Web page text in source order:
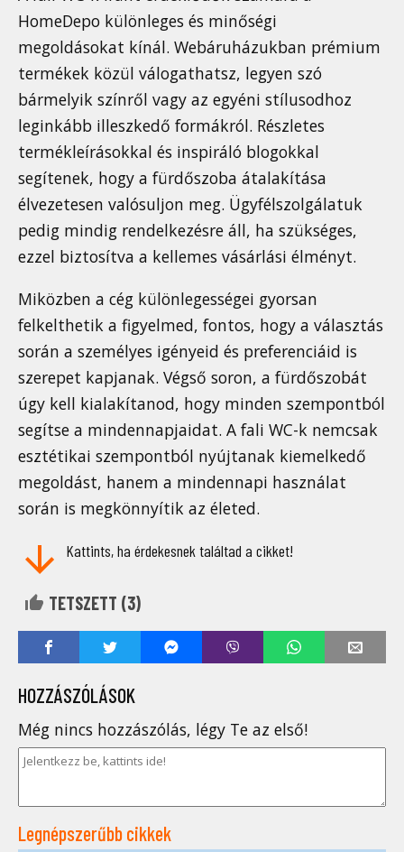
HomeDepo különleges és minőségi
megoldásokat kínál. Webáruházukban prémium
termékek közül válogathatsz, legyen szó
bármelyik színről vagy az egyéni stílusodhoz
leginkább illeszkedő formákról. Részletes
termékleírásokkal és inspiráló blogokkal
segítenek, hogy a fürdőszoba átalakítása
élvezetesen valósuljon meg. Ügyfélszolgálatuk
pedig mindig rendelkezésre áll, ha szükséges,
ezzel biztosítva a kellemes vásárlási élményt.
Miközben a cég különlegességei gyorsan
felkelthetik a figyelmed, fontos, hogy a választás
során a személyes igényeid és preferenciáid is
szerepet kapjanak. Végső soron, a fürdőszobát
úgy kell kialakítanod, hogy minden szempontból
segítse a mindennapjaidat. A fali WC-k nemcsak
esztétikai szempontból nyújtanak kiemelkedő
megoldást, hanem a mindennapi használat
során is megkönnyítik az életed.
Kattints, ha érdekesnek találtad a cikket!
TETSZETT (3)
HOZZÁSZÓLÁSOK
Még nincs hozzászólás, légy Te az első!
Legnépszerűbb cikkek